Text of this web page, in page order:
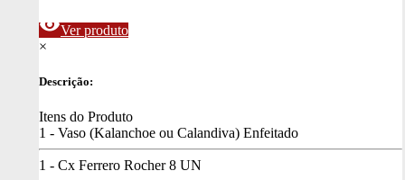
visibilityVer produto
×
Descrição:
Itens do Produto
1 - Vaso (Kalanchoe ou Calandiva) Enfeitado
1 - Cx Ferrero Rocher 8 UN